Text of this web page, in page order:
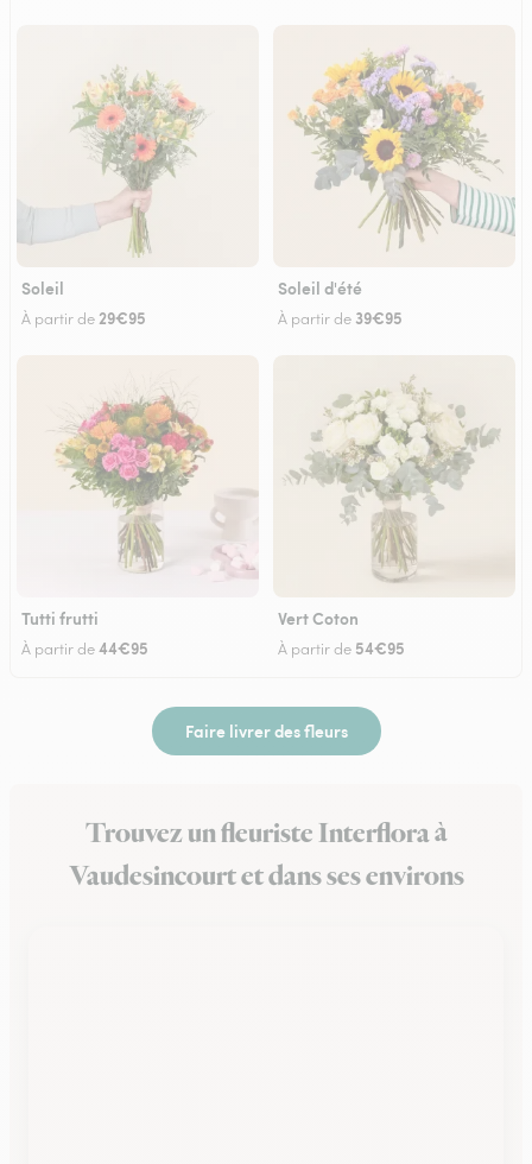
Soleil
À partir de 29€95
Soleil d'été
À partir de 39€95
Tutti frutti
À partir de44€95
Vert Coton
À partir de 54€95
Faire livrer des fleurs
Trouvez un fleuriste Interflora à
Vaudesincourt et dans ses environs